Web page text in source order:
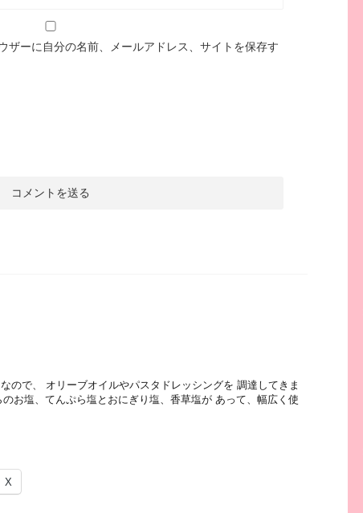
ザーに自分の名前、メールアドレス、サイトを保存す
ので、 オリーブオイルやパスタドレッシングを 調達してきま
塩、てんぷら塩とおにぎり塩、香草塩が あって、幅広く使
X